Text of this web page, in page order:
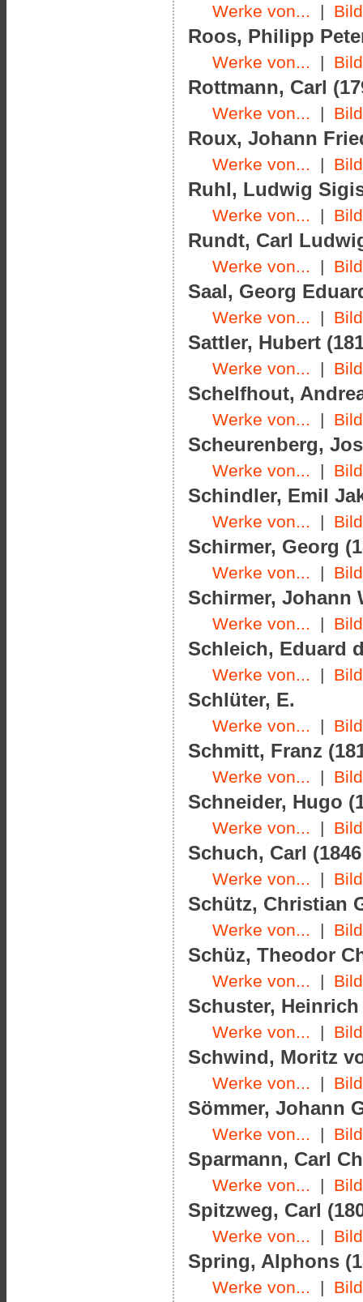
Werke von... |
Roos, Philipp
Werke von... |
Rottmann, Carl
Werke von... |
Roux, Johann
Werke von... |
Ruhl, Ludwig
Werke von... |
Rundt, Carl
Werke von... |
Saal, Georg
Werke von... |
Sattler, Hubert
Werke von... |
Schelfhout,
Werke von... |
Scheurenberg,
Werke von... |
Schindler, Emil
Werke von... |
Schirmer, Georg
Werke von... |
Schirmer, Johann
Werke von... |
Schleich, Eduard
Werke von... |
Schlüter, E.
Werke von... |
Schmitt, Franz
Werke von... |
Schneider, Hugo
Werke von... |
Schuch, Carl
Werke von... |
Schütz, Christian
Werke von... |
Schüz, Theodor
Werke von... |
Schuster, Heinrich
Werke von... |
Schwind, Moritz
Werke von... |
Sömmer, Johann
Werke von... |
Sparmann, Carl
Werke von... |
Spitzweg, Carl
Werke von... |
Spring, Alphons
Werke von... |